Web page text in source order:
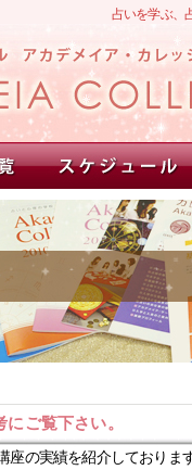
占いを学ぶ、
ご覧下さい。
の実績を紹介しております